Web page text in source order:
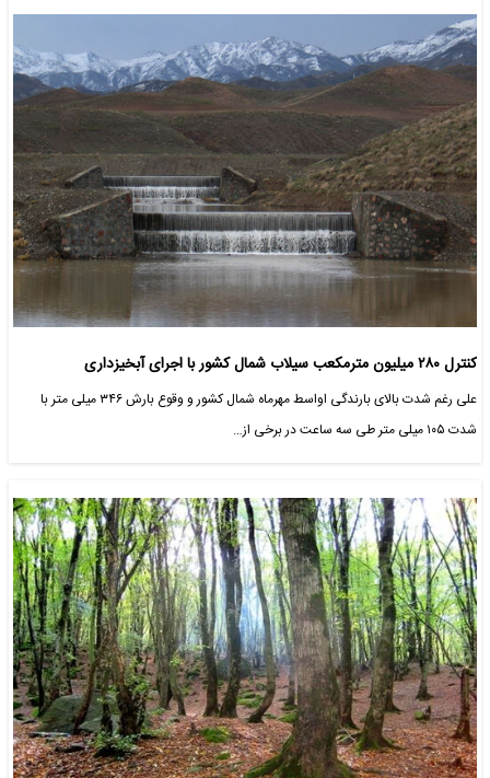
کنترل ۲۸۰ میلیون مترمکعب سیلاب شمال کشور با اجرای آبخیزداری
علی رغم شدت بالای بارندگی اواسط مهرماه شمال کشور و وقوع بارش ۳۴۶ میلی متر با
شدت ۱۰۵ میلی متر طی سه ساعت در برخی از…